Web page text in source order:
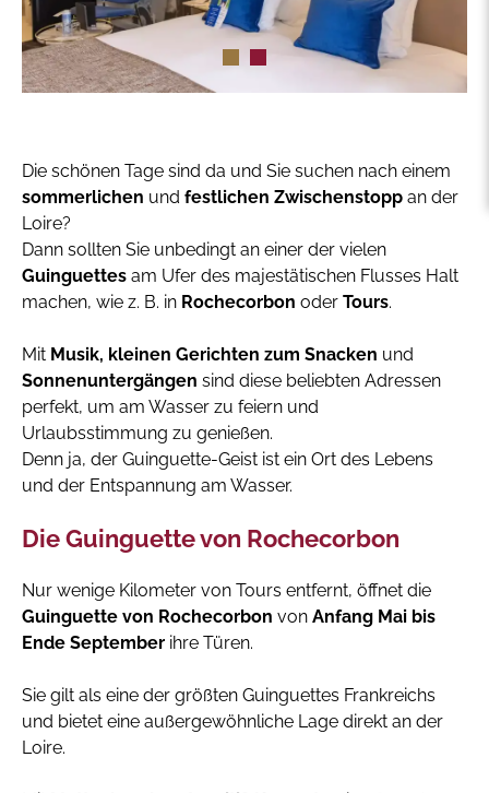
Die schönen Tage sind da und Sie suchen nach einem
sommerlichen und festlichen Zwischenstopp an der
Loire?
Dann sollten Sie unbedingt an einer der vielen
Guinguettes am Ufer des majestätischen Flusses Halt
machen, wie z. B. in Rochecorbon oder Tours.
Mit Musik, kleinen Gerichten zum Snacken und
Sonnenuntergängen sind diese beliebten Adressen
perfekt, um am Wasser zu feiern und
Urlaubsstimmung zu genießen.
Denn ja, der Guinguette-Geist ist ein Ort des Lebens
und der Entspannung am Wasser.
Die Guinguette von Rochecorbon
Nur wenige Kilometer von Tours entfernt, öffnet die
Guinguette von Rochecorbon von Anfang Mai bis
Ende September ihre Türen.
Sie gilt als eine der größten Guinguettes Frankreichs
und bietet eine außergewöhnliche Lage direkt an der
Loire.